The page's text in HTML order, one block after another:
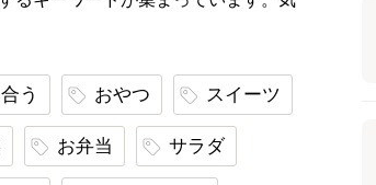
う おやつ スイーツ
お弁当 サラダ